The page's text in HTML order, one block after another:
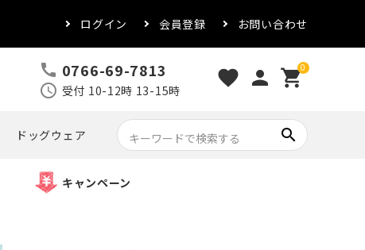
ログイン 会員登録 お問い合わせ
call 0766-69-7813
schedule 受付 10-12時 13-15時
favorite person 0
shopping_cart
ドッグウェア search
キャンペーン